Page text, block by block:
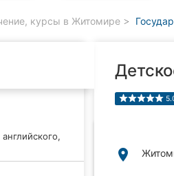
курсы в Житомире
place